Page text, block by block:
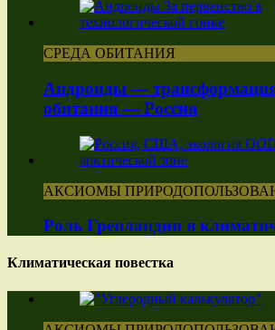
СРЕДА ОБИТАНИЯ
Андроиды —
обитания — Россия
АКСИОМЫ
Роль Гренландии в
Климатическая повестка